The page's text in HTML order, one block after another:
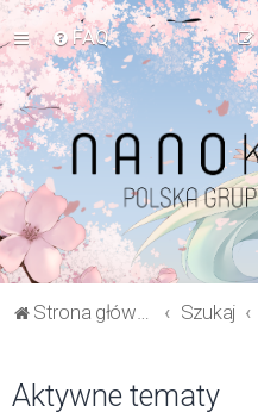
FAQ
Strona główna Forum Szukaj
Aktywne tematy